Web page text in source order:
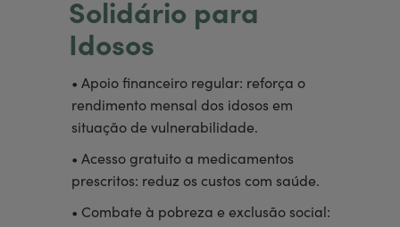
Solidário para
Idosos
• Apoio financeiro regular: reforça o
rendimento mensal dos idosos em
situação de vulnerabilidade.
• Acesso gratuito a medicamentos
prescritos: reduz os custos com saúde.
• Combate à pobreza e exclusão social: